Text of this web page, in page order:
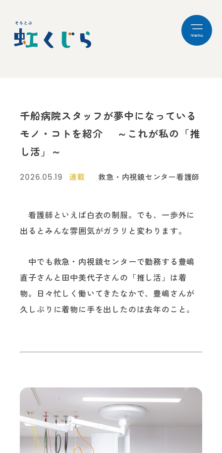
千船病院スタッフが夢中になっている
モノ・コトを紹介 ～これが私の「推
し活」～
2026.05.19 連載 救急・内視鏡センター看護師
看護師といえば白衣の制服。でも、一歩外に
出るとみんな雰囲気がガラリと変わります。
中でも救急・内視鏡センターで勤務する豊嶋
直子さんと田中美代子さんの「推し活」は着
物。日々忙しく働いてきたなかで、豊嶋さんが
久しぶりに着物に手を出したのは去年のこと。